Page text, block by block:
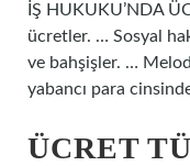
İŞ HUKUKU’NDA
ücretler. … Sosyal
ve bahşişler. …
yabancı para
ÜCRET